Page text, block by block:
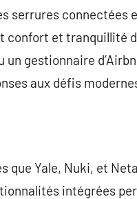
serrures connectées
et tranquillité
gestionnaire
aux défis
que Yale, Nuki, et
intégrées